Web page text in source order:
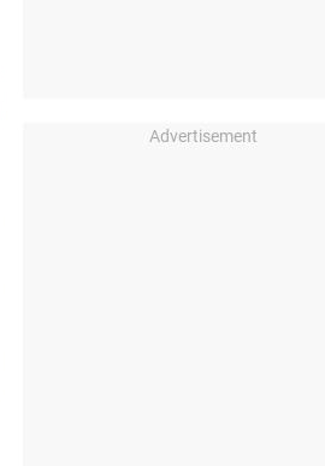
Advertisement